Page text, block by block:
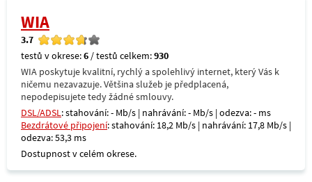
WIA
3.7
testů v okrese:6 / testů celkem:930
WIA poskytuje kvalitní, rychlý a spolehlivý internet, který Vás k
ničemu nezavazuje. Většina služeb je předplacená,
nepodepisujete tedy žádné smlouvy.
DSL/ADSL: stahování: - Mb/s | nahrávání: - Mb/s | odezva: - ms
Bezdrátové připojení: stahování: 18,2 Mb/s | nahrávání: 17,8 Mb/s |
odezva: 53,3 ms
Dostupnost v celém okrese.